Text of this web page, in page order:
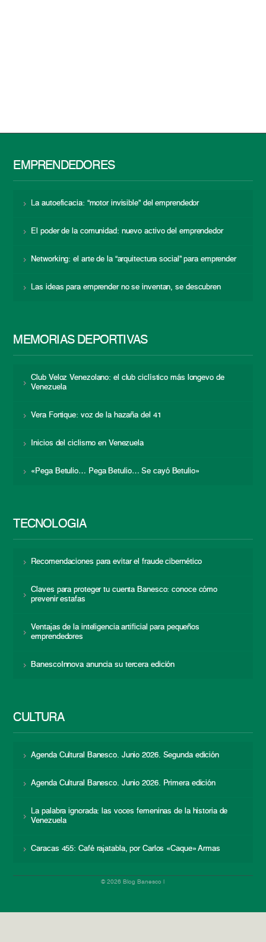
EMPRENDEDORES
La autoeficacia: “motor invisible” del emprendedor
El poder de la comunidad: nuevo activo del emprendedor
Networking: el arte de la “arquitectura social” para emprender
Las ideas para emprender no se inventan, se descubren
MEMORIAS DEPORTIVAS
Club Veloz Venezolano: el club ciclístico más longevo de
Venezuela
Vera Fortique: voz de la hazaña del 41
Inicios del ciclismo en Venezuela
«Pega Betulio… Pega Betulio… Se cayó Betulio»
TECNOLOGÍA
Recomendaciones para evitar el fraude cibernético
Claves para proteger tu cuenta Banesco: conoce cómo
prevenir estafas
Ventajas de la inteligencia artificial para pequeños
emprendedores
BanescoInnova anuncia su tercera edición
CULTURA
Agenda Cultural Banesco. Junio 2026. Segunda edición
Agenda Cultural Banesco. Junio 2026. Primera edición
La palabra ignorada: las voces femeninas de la historia de
Venezuela
Caracas 455: Café rajatabla, por Carlos «Caque» Armas
© 2026 Blog Banesco |